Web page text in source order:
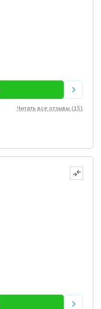
Читать все отзывы (15)